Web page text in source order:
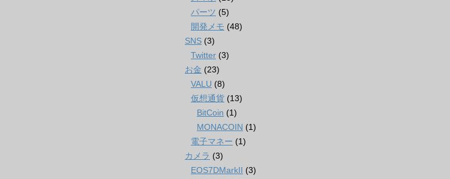
パーツ (5)
開発メモ (48)
SNS (3)
Twitter (3)
お金 (23)
VALU (8)
仮想通貨 (13)
BitCoin (1)
MONACOIN (1)
電子マネー (1)
カメラ (3)
EOS7DMarkII (3)